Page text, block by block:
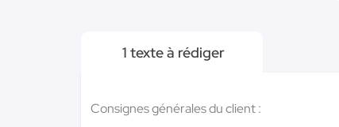
1 texte à rédiger
Consignes générales du client :